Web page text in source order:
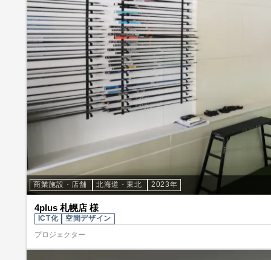
商業施設・店舗 北海道・東北 2023年
4plus 札幌店 様
ICT化
空間デザイン
プロジェクター